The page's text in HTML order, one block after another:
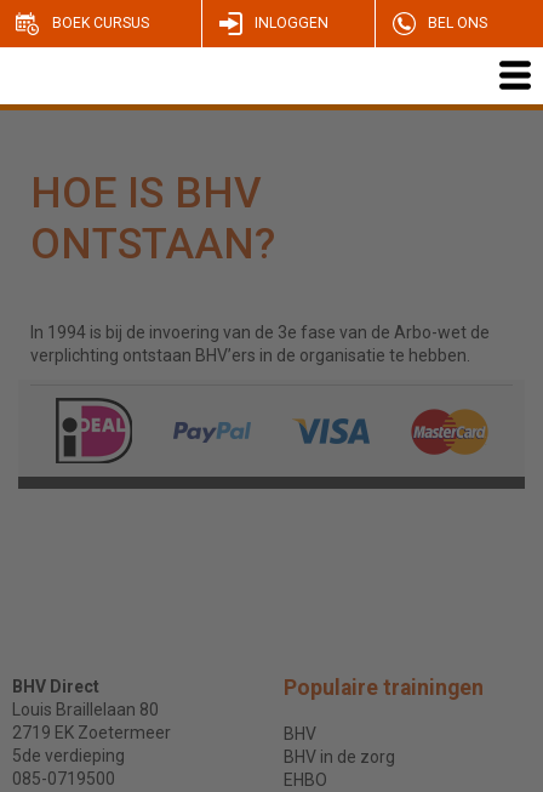
BOEK CURSUS INLOGGEN BEL ONS
HOE IS BHV
ONTSTAAN?
In 1994 is bij de invoering van de 3e fase van de Arbo-wet de
verplichting ontstaan BHV’ers in de organisatie te hebben.
BHV Direct
Louis Braillelaan 80
2719 EK Zoetermeer
5de verdieping
085-0719500
Populaire trainingen
BHV
BHV in de zorg
EHBO